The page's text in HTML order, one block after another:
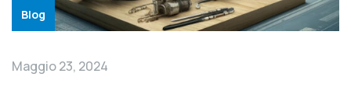
Blog
Maggio 23, 2024